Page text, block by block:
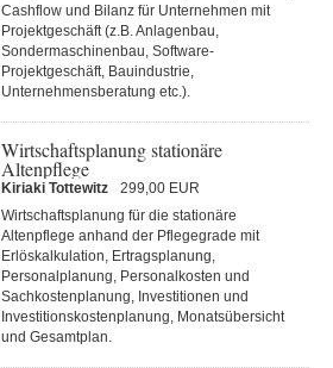
Cashflow und Bilanz für Unternehmen mit
Projektgeschäft (z.B. Anlagenbau,
Sondermaschinenbau, Software-
Projektgeschäft, Bauindustrie,
Unternehmensberatung etc.).
Wirtschaftsplanung stationäre
Altenpflege
Kiriaki Tottewitz
299,00 EUR
Wirtschaftsplanung für die stationäre
Altenpflege anhand der Pflegegrade mit
Erlöskalkulation, Ertragsplanung,
Personalplanung, Personalkosten und
Sachkostenplanung, Investitionen und
Investitionskostenplanung, Monatsübersicht
und Gesamtplan.